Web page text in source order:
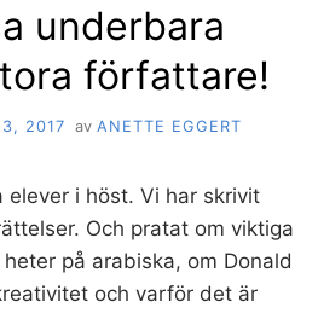
underbara
författare!
2017 av ANETTE EGGERT
i höst. Vi har skrivit
Och pratat om viktiga
på arabiska, om Donald
och varför det är